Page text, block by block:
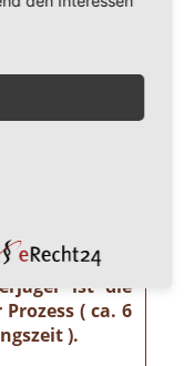
und
in
mittlerweile
ist
und sieht
solch eine
notwendig!
ist die
( ca. 6
).